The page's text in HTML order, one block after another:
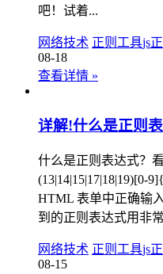
吧！试着...
网络技术 正则工具js
08-18
查看详情 »
详解!什么是正则
什么是正则表达式？
(13|14|15|17|18|19)[0-
HTML 表单中正确输
到的正则表达式用非
网络技术 正则工具js
08-15